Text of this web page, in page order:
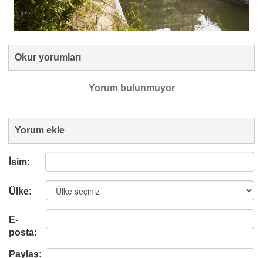
Okur yorumları
Yorum bulunmuyor
Yorum ekle
İsim:
Ülke:
E-
posta:
Paylaş: